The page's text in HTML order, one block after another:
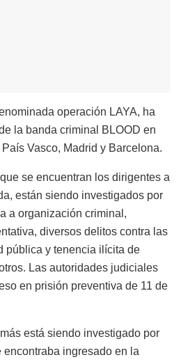
operación LAYA, ha
la banda criminal BLOOD en
Vasco, Madrid y Barcelona.
se encuentran los dirigentes a
están siendo investigados por
a organización criminal,
diversos delitos contra las
pública y tenencia ilícita de
Las autoridades judiciales
en prisión preventiva de 11 de
está siendo investigado por
ingresado en la